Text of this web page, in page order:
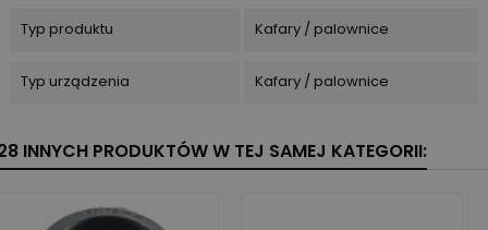
Typ produktu Kafary / palownice
Typ urządzenia Kafary / palownice
INNYCH PRODUKTÓW W TEJ SAMEJ KATEGORII: